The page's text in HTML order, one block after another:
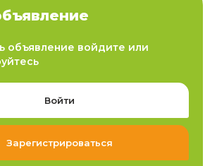
объявление войдите или
Войти
Зарегистрироваться